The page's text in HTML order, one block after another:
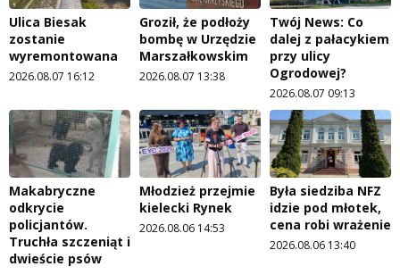
Ulica Biesak
zostanie
wyremontowana
2026.08.07 16:12
Groził, że podłoży
bombę w Urzędzie
Marszałkowskim
2026.08.07 13:38
Twój News: Co
dalej z pałacykiem
przy ulicy
Ogrodowej?
2026.08.07 09:13
Makabryczne
odkrycie
policjantów.
Truchła szczeniąt i
dwieście psów
Młodzież przejmie
kielecki Rynek
2026.08.06 14:53
Była siedziba NFZ
idzie pod młotek,
cena robi wrażenie
2026.08.06 13:40